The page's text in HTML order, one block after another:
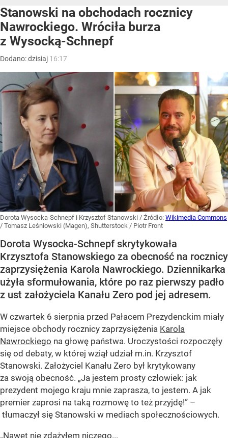
Stanowski na obchodach rocznicy
Nawrockiego. Wróciła burza
z Wysocką-Schnepf
Dodano:dzisiaj 16:17
Dorota Wysocka-Schnepf i Krzysztof Stanowski / Źródło: Wikimedia Commons
/ Tomasz Leśniowski (Magen), Shutterstock / Piotr Front
Dorota Wysocka-Schnepf skrytykowała
Krzysztofa Stanowskiego za obecność na rocznicy
zaprzysiężenia Karola Nawrockiego. Dziennikarka
użyła sformułowania, które po raz pierwszy padło
z ust założyciela Kanału Zero pod jej adresem.
W czwartek 6 sierpnia przed Pałacem Prezydenckim miały
miejsce obchody rocznicy zaprzysiężenia Karola
Nawrockiego na głowę państwa. Uroczystości rozpoczęły
się od debaty, w której wziął udział m.in. Krzysztof
Stanowski. Założyciel Kanału Zero był krytykowany
za swoją obecność. „Ja jestem prosty człowiek: jak
prezydent mojego kraju mnie zaprasza, to jestem. A jak
premier zaprosi na taką rozmowę to też przyjdę!” –
tłumaczył się Stanowski w mediach społecznościowych.
„Nawet nie zdążyłem niczego...